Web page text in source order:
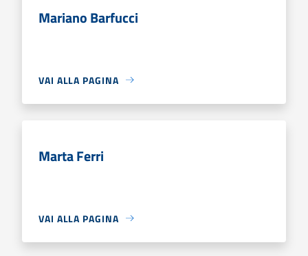
Mariano Barfucci
VAI ALLA PAGINA
Marta Ferri
VAI ALLA PAGINA